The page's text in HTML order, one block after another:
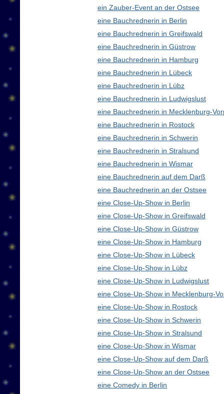
ein Zauber-Event an der Ostsee
eine Bauchrednerin in Berlin
eine Bauchrednerin in Greifswald
eine Bauchrednerin in Güstrow
eine Bauchrednerin in Hamburg
eine Bauchrednerin in Lübeck
eine Bauchrednerin in Lübz
eine Bauchrednerin in Ludwigslust
eine Bauchrednerin in Mecklenburg-
eine Bauchrednerin in Rostock
eine Bauchrednerin in Schwerin
eine Bauchrednerin in Stralsund
eine Bauchrednerin in Wismar
eine Bauchrednerin auf dem Darß
eine Bauchrednerin an der Ostsee
eine Close-Up-Show in Berlin
eine Close-Up-Show in Greifswald
eine Close-Up-Show in Güstrow
eine Close-Up-Show in Hamburg
eine Close-Up-Show in Lübeck
eine Close-Up-Show in Lübz
eine Close-Up-Show in Ludwigslust
eine Close-Up-Show in Mecklenburg-
eine Close-Up-Show in Rostock
eine Close-Up-Show in Schwerin
eine Close-Up-Show in Stralsund
eine Close-Up-Show in Wismar
eine Close-Up-Show auf dem Darß
eine Close-Up-Show an der Ostsee
eine Comedy in Berlin